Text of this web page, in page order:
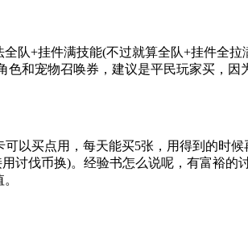
队+挂件满技能(不过就算全队+挂件全
和宠物召唤券，建议是平民玩家买，因
以买点用，每天能买5张，用得到的时
讨伐币换)。经验书怎么说呢，有富裕的